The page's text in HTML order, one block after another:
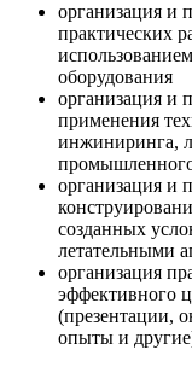
организация и
практических
оборудования
организация и
применения
инжиниринга,
организация и
созданных
летательными
организация
эффективного
(презентации,
опыты и